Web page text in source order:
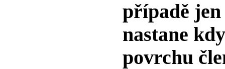
případě jen
nastane
povrchu